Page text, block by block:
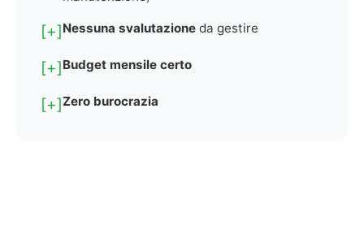
[+]Nessuna svalutazione da gestire
[+]Budget mensile certo
[+]Zero burocrazia